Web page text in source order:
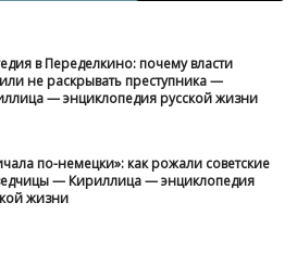
в Переделкино: почему власти
не раскрывать преступника —
— энциклопедия русской жизни
по-немецки»: как рожали советские
— Кириллица — энциклопедия
жизни